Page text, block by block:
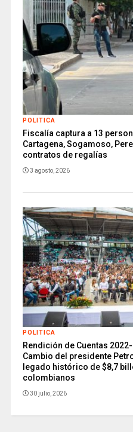
POLITICA
Fiscalía captura a 13
Cartagena, Sogamoso,
contratos de regalías
3 agosto, 2026
POLITICA
Rendición de Cuentas
Cambio del presidente
legado histórico de $8,7
colombianos
30 julio, 2026